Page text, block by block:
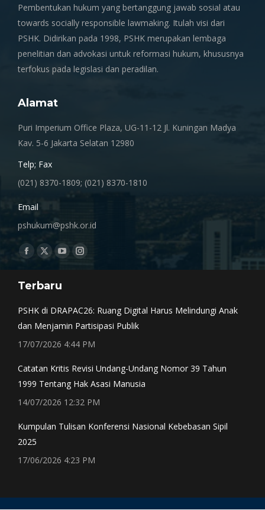
Pembentukan hukum yang bertanggung jawab sosial atau
towards socially responsible lawmaking. Itulah visi dari
PSHK. Didirikan pada 1998, PSHK merupakan lembaga
penelitian dan advokasi untuk reformasi hukum, khususnya
terfokus pada legislasi dan peradilan.
Alamat
Puri Imperium Office Plaza, UG-11-12 Jl. Kuningan Madya
Kav. 5-6 Jakarta Selatan 12980
Telp; Fax
(021) 8370-1809; (021) 8370-1810
Email
pshukum@pshk.or.id
Find us on:
Facebook
opens
window
X
opens
window
YouTube
opens
Instagram
window
Terbaru
PSHK di DRAPAC26: Ruang Digital Harus Melindungi Anak
dan Menjamin Partisipasi Publik
17/07/2026 4:44 PM
Catatan Kritis Revisi Undang-Undang Nomor 39 Tahun
1999 Tentang Hak Asasi Manusia
14/07/2026 12:32 PM
Kumpulan Tulisan Konferensi Nasional Kebebasan Sipil
2025
17/06/2026 4:23 PM